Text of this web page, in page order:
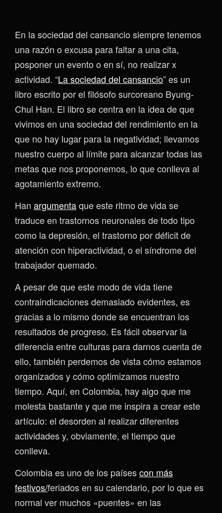
En la sociedad del cansancio siempre tenemos
una razón o excusa para faltar a una cita,
posponer un evento o en sí, no realizar x
actividad. “La sociedad del cansancio” es un
libro escrito por el filósofo surcoreano Byung-
Chul Han. El libro se centra en la idea de que
vivimos en una sociedad del rendimiento en la
que no hay lugar para la negatividad; llevamos
nuestro cuerpo al límite para alcanzar todas las
metas que nos proponemos, lo que conlleva al
agotamiento extremo.
Han argumentaque este ritmo de vida se
traduce en trastornos neuronales de todo tipo
como la depresión, el trastorno por déficit de
atención con hiperactividad, o el síndrome del
trabajador quemado.
A pesar de que este modo de vida tiene
contraindicaciones demasiado evidentes, es
gracias a lo mismo donde se encuentran los
resultados de progreso. Es fácil observar la
diferencia entre culturas para darnos cuenta de
ello, también perdemos de vista cómo estamos
organizados y cómo optimizamos nuestro
tiempo. Aquí, en Colombia, hay algo que me
molesta bastante y que me inspira a crear este
artículo: el desorden al realizar diferentes
actividades y, obviamente, el tiempo que
conlleva.
Colombia es uno de los paísescon más
festivos/feriados en su calendario, por lo que es
normal ver muchos «puentes» en las